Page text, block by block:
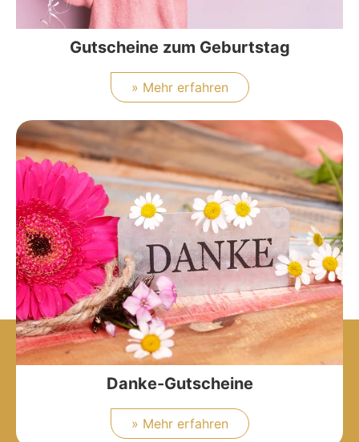
Gutscheine zum Geburtstag
» Mehr erfahren
Danke-Gutscheine
» Mehr erfahren